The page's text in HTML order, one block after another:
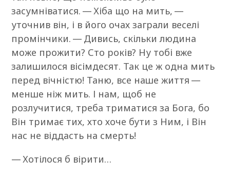
засумніватися. — Хіба що на мить, —
уточнив він, і в його очах заграли веселі
промінчики. — Дивись, скільки людина
може прожити? Сто років? Ну тобі вже
залишилося вісімдесят. Так це ж одна мить
перед вічністю! Таню, все наше життя —
менше ніж мить. І нам, щоб не
розлучитися, треба триматися за Бога, бо
Він тримає тих, хто хоче бути з Ним, і Він
нас не віддасть на смерть!
— Хотілося б вірити…